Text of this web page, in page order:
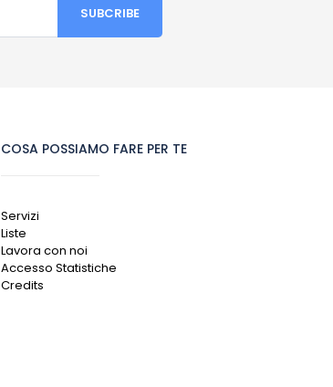
COSA POSSIAMO FARE PER TE
Servizi
Liste
Lavora con noi
Accesso Statistiche
Credits